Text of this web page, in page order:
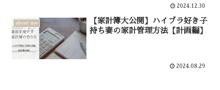
2024.12.30
about me
【家計簿大公開】ハイブラ好き子
持ち妻の家計管理方法【計画編】
2024.08.29